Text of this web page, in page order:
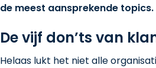
de meest aansprekende topics.
De vijf don’ts van
Helaas lukt het niet alle